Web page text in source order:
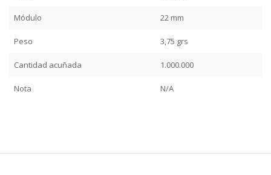
Módulo 22 mm
Peso 3,75 grs
Cantidad acuñada 1.000.000
Nota N/A